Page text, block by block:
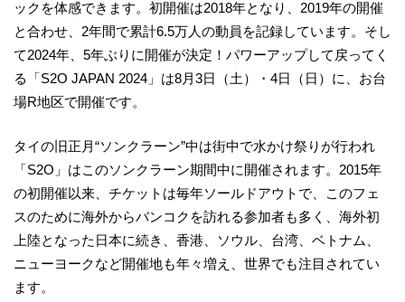
ックを体感できます。初開催は2018年となり、2019年の開催
と合わせ、2年間で累計6.5万人の動員を記録しています。そし
て2024年、5年ぶりに開催が決定！パワーアップして戻ってく
る「S2O JAPAN 2024」は8月3日（土）・4日（日）に、お台
場R地区で開催です。
タイの旧正月“ソンクラーン”中は街中で水かけ祭りが行われ
「S2O」はこのソンクラーン期間中に開催されます。2015年
の初開催以来、チケットは毎年ソールドアウトで、このフェ
スのために海外からバンコクを訪れる参加者も多く、海外初
上陸となった日本に続き、香港、ソウル、台湾、ベトナム、
ニューヨークなど開催地も年々増え、世界でも注目されてい
ます。